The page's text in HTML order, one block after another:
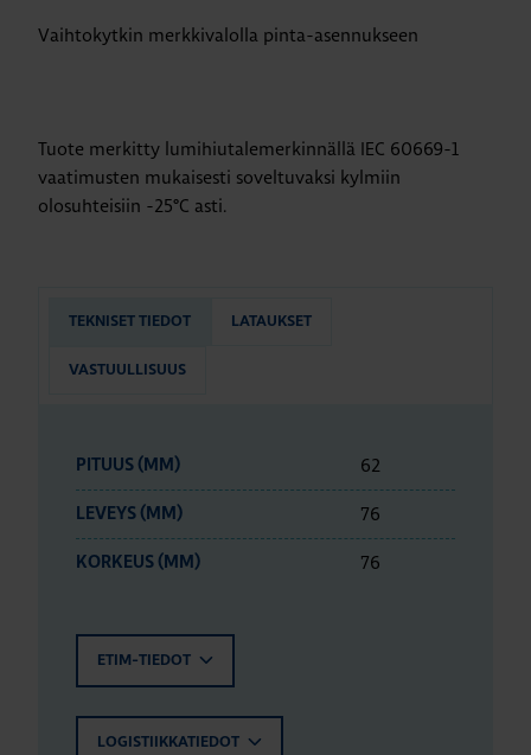
Vaihtokytkin merkkivalolla pinta-asennukseen
Tuote merkitty lumihiutalemerkinnällä IEC 60669-1
vaatimusten mukaisesti soveltuvaksi kylmiin
olosuhteisiin -25°C asti.
TEKNISET TIEDOT LATAUKSET
VASTUULLISUUS
PITUUS (MM) 62
LEVEYS (MM) 76
KORKEUS (MM) 76
ETIM-TIEDOT
LOGISTIIKKATIEDOT